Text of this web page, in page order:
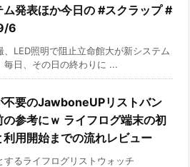
ム発表ほか今日の #スクラップ #
6
、LED照明で阻止立命館大が新システム
日、その日の終わりに ...
不要のJawboneUPリストバン
の参考にｗ ライフログ端末の初
利用開始までの流れレビュー
するライフログリストウォッチ